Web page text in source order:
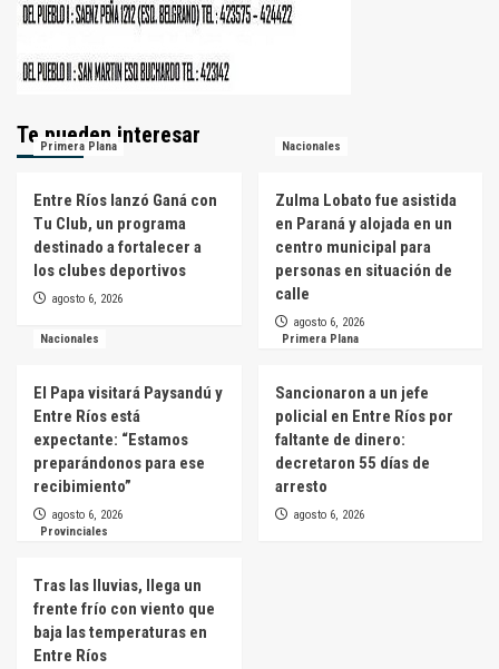
Te pueden interesar
Primera Plana
Entre Ríos lanzó Ganá con
Tu Club, un programa
destinado a fortalecer a
los clubes deportivos
agosto 6, 2026
Nacionales
Zulma Lobato fue asistida
en Paraná y alojada en un
centro municipal para
personas en situación de
calle
agosto 6, 2026
Nacionales
El Papa visitará Paysandú y
Entre Ríos está
expectante: “Estamos
preparándonos para ese
recibimiento”
agosto 6, 2026
Primera Plana
Sancionaron a un jefe
policial en Entre Ríos por
faltante de dinero:
decretaron 55 días de
arresto
agosto 6, 2026
Provinciales
Tras las lluvias, llega un
frente frío con viento que
baja las temperaturas en
Entre Ríos